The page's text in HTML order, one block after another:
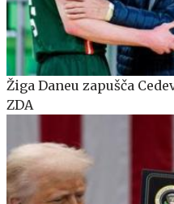
Žiga Daneu zapušča
ZDA